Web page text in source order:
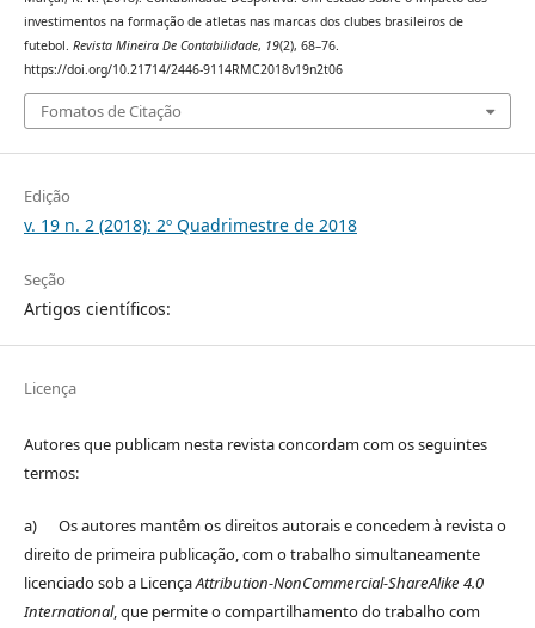
investimentos na formação de atletas nas marcas dos clubes brasileiros de
futebol. Revista Mineira De Contabilidade, 19(2), 68–76.
https://doi.org/10.21714/2446-9114RMC2018v19n2t06
Fomatos de Citação
Edição
v. 19 n. 2 (2018): 2º Quadrimestre de 2018
Seção
Artigos científicos:
Licença
Autores que publicam nesta revista concordam com os seguintes
termos:
a) Os autores mantêm os direitos autorais e concedem à revista o
direito de primeira publicação, com o trabalho simultaneamente
licenciado sob a LicençaAttribution-NonCommercial-ShareAlike 4.0
International, que permite o compartilhamento do trabalho com